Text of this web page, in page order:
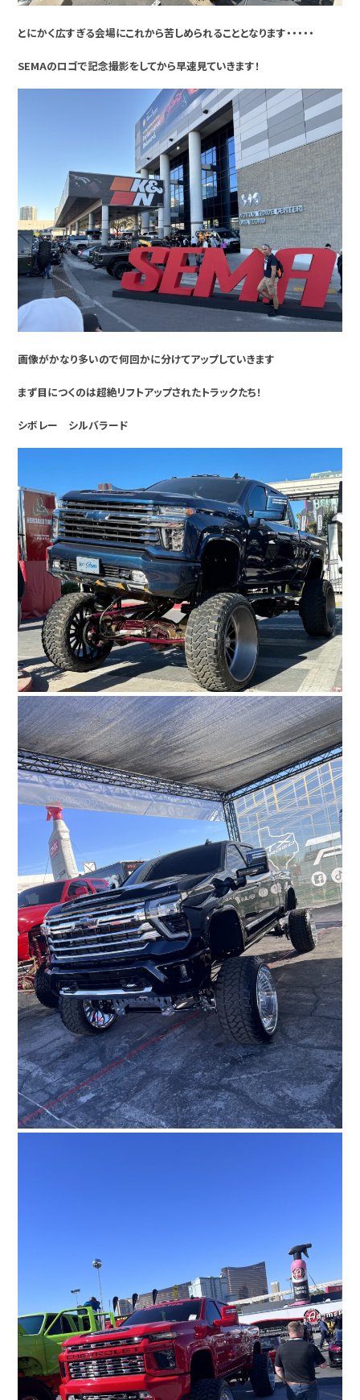
とにかく広すぎる会場にこれから苦しめられることとなります・・・・・
SEMAのロゴで記念撮影をしてから早速見ていきます！
画像がかなり多いので何回かに分けてアップしていきます
まず目につくのは超絶リフトアップされたトラックたち！
シボレー シルバラード